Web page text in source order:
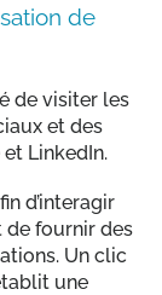
de
de visiter les
et des
LinkedIn.
d’interagir
de fournir des
Un clic
une